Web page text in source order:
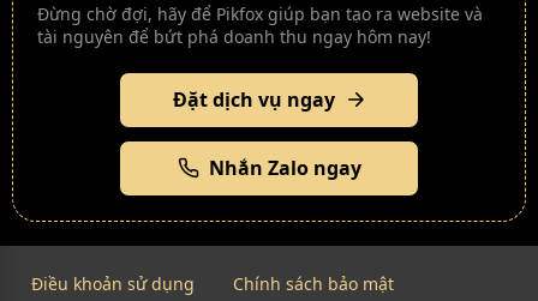
Đừng chờ đợi, hãy để Pikfox giúp bạn tạo ra website và
tài nguyên để bứt phá doanh thu ngay hôm nay!
Đặt dịch vụ ngay
Nhắn Zalo ngay
Điều khoản sử dụng Chính sách bảo mật